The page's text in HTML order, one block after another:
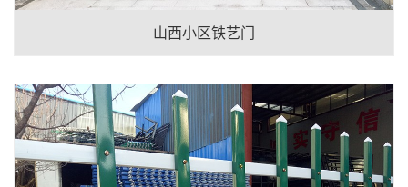
山西小区铁艺门